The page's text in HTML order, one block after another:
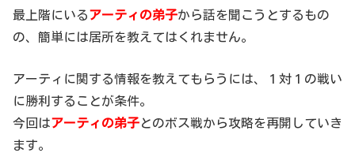
最上階にいるアーティの弟子から話を聞こうとするもの
の、簡単には居所を教えてはくれません。
アーティに関する情報を教えてもらうには、１対１の戦い
に勝利することが条件。
今回はアーティの弟子とのボス戦から攻略を再開していき
ます。